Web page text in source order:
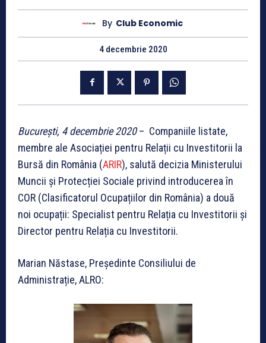
By Club Economic
4 decembrie 2020
București, 4 decembrie 2020– Companiile listate,
membre ale Asociației pentru Relații cu Investitorii la
Bursă din România (ARIR), salută decizia Ministerului
Muncii și Protecției Sociale privind introducerea în
COR (Clasificatorul Ocupațiilor din România) a două
noi ocupații: Specialist pentru Relația cu Investitorii și
Director pentru Relația cu Investitorii.
Marian Năstase, Președinte Consiliului de
Administrație, ALRO: